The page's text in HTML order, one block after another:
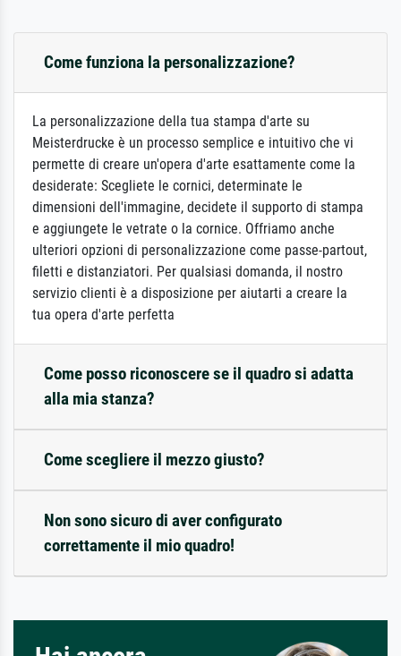
Come funziona la personalizzazione?
La personalizzazione della tua stampa d'arte su
Meisterdrucke è un processo semplice e intuitivo che vi
permette di creare un'opera d'arte esattamente come la
desiderate: Scegliete le cornici, determinate le
dimensioni dell'immagine, decidete il supporto di stampa
e aggiungete le vetrate o la cornice. Offriamo anche
ulteriori opzioni di personalizzazione come passe-partout,
filetti e distanziatori. Per qualsiasi domanda, il nostro
servizio clienti è a disposizione per aiutarti a creare la
tua opera d'arte perfetta
Come posso riconoscere se il quadro si adatta
alla mia stanza?
Come scegliere il mezzo giusto?
Non sono sicuro di aver configurato
correttamente il mio quadro!